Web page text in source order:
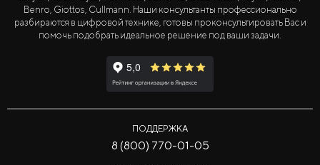
Benro, Giottos, Cullmann. Наши консультанты профессионально
разбираются в цифровой технике, готовы проконсультировать Вас и
помочь подобрать идеальное решение под ваши задачи.
ПОДДЕРЖКА
8 (800) 770-01-05